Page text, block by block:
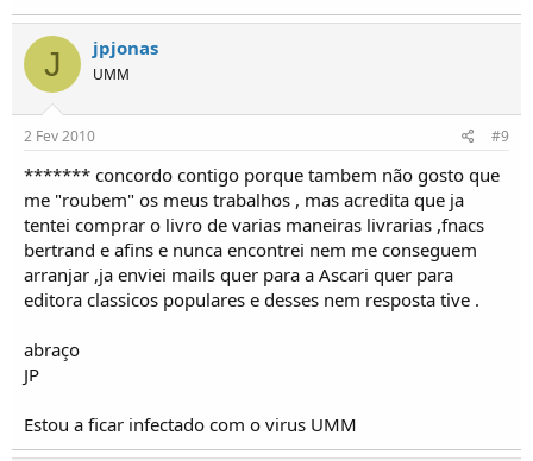
J jpjonas
UMM
2 Fev 2010 #9
******* concordo contigo porque tambem não gosto que
me "roubem" os meus trabalhos , mas acredita que ja
tentei comprar o livro de varias maneiras livrarias ,fnacs
bertrand e afins e nunca encontrei nem me conseguem
arranjar ,ja enviei mails quer para a Ascari quer para
editora classicos populares e desses nem resposta tive .
abraço
JP
Estou a ficar infectado com o virus UMM